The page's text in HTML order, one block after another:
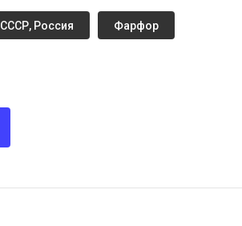
СССР, Россия Фарфор